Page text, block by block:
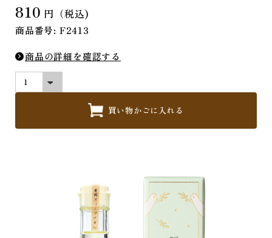
810 円（税込)
商品番号: F2413
商品の詳細を確認する
買い物かごに入れる